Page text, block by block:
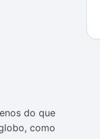
do que
como